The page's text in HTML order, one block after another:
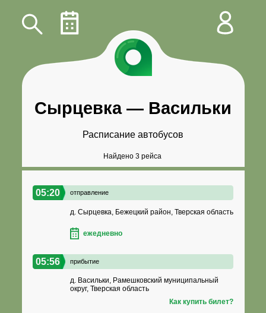
Сырцевка— Васильки
Расписание автобусов
Найдено 3 рейса
05:20 отправление
д. Сырцевка, Бежецкий район, Тверская область
ежедневно
05:56 прибытие
д. Васильки, Рамешковский муниципальный
округ, Тверская область
Как купить билет?